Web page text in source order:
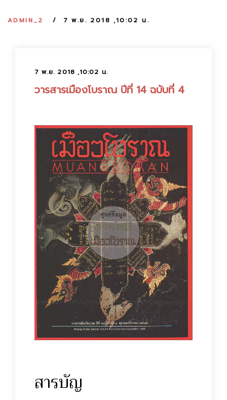
ADMIN_2 7 พ.ย. 2018 ,10:02 น.
7 พ.ย. 2018 ,10:02 น.
วารสารเมืองโบราณ ปีที่ 14 ฉบับที่ 4
สารบัญ